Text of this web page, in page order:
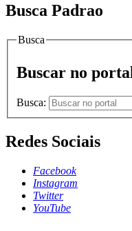
Busca Padrao
Busca
Buscar no portal
Busca:
Redes Sociais
Facebook
Instagram
Twitter
YouTube